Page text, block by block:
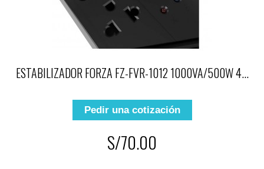
ESTABILIZADOR FORZA FZ-FVR-1012 1000VA/500W 4...
Pedir una cotización
S/70.00